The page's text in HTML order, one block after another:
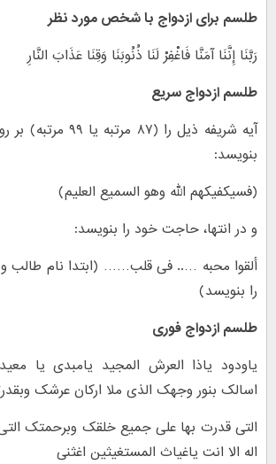
طلسم برای ازدواج با شخص مورد نظر
رَبَّنَا إِنَّنَا آمَنَّا فَاغْفِرْ لَنَا ذُنُوبَنَا وَقِنَا عَذَابَ النَّارِ
طلسم ازدواج سریع
آیه شریفه ذیل را (۸۷
بنویسد:
(فسیکفیکهم الله وهو السمیع العلیم)
و در انتها، حاجت خود را بنویسد:
ألقوا محبه ….. فى قلب…… (ابتدا نام
را بنویسد)
طلسم ازدواج فوری
یاودود یاذا العرش المجید یامبدی یا
اسالک بنور وجهک الذی ملا ارکان عرشک
التی قدرت بها على جمیع خلقک وبرحمتک
اله الا انت یاغیاث المستغیثین اغثنی